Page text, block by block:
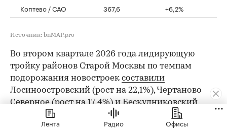
Коптево / САО
367,6 +6,2%
Источник: bnMAP.pro
Во втором квартале 2026 года лидирующую
тройку районов Старой Москвы по темпам
подорожания новостроек составили
Лосиноостровский (рост на 22,1%), Чертаново
Северное (рост на 17,4%) и Бескудниковский
(рост на 17,1%).
Лента Радио Офисы